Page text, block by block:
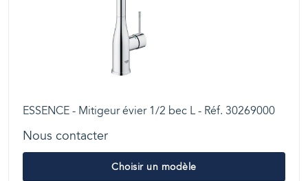
ESSENCE - Mitigeur évier 1/2 bec L - Réf. 30269000
Nous contacter
Choisir un modèle